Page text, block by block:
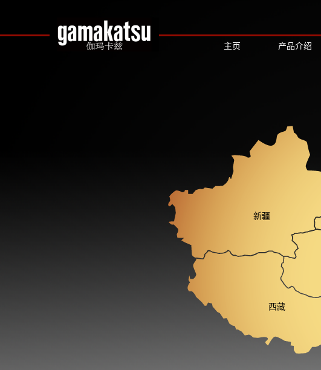
主页 产品介绍
新疆
西藏